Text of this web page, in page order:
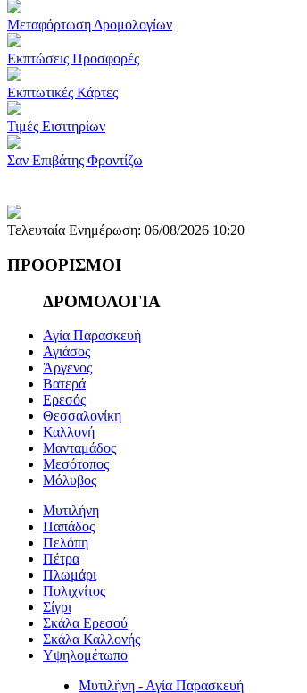
Μεταφόρτωση Δρομολογίων
Εκπτώσεις Προσφορές
Εκπτωτικές Κάρτες
Τιμές Εισιτηρίων
Σαν Επιβάτης Φροντίζω
Τελευταία Ενημέρωση: 06/08/2026 10:20
ΠΡΟΟΡΙΣΜΟΙ
ΔΡΟΜΟΛΟΓΙΑ
Αγία Παρασκευή
Αγιάσος
Άργενος
Βατερά
Ερεσός
Θεσσαλονίκη
Καλλονή
Μανταμάδος
Μεσότοπος
Μόλυβος
Μυτιλήνη
Παπάδος
Πελόπη
Πέτρα
Πλωμάρι
Πολιχνίτος
Σίγρι
Σκάλα Ερεσού
Σκάλα Καλλονής
Υψηλομέτωπο
Μυτιλήνη - Αγία Παρασκευή